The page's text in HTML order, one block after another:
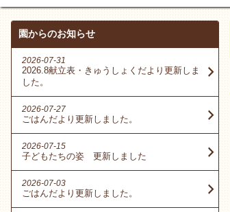
園からのお知らせ
2026-07-31
2026.8献立表・きゅうしょくだより更新しま
した。
2026-07-27
ごはんだより更新しました。
2026-07-15
子どもたちの姿 更新しました
2026-07-03
ごはんだより更新しました。